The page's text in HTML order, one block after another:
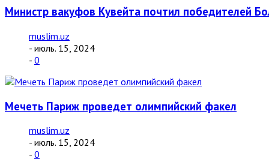
Министр вакуфов Кувейта почтил победителей
muslim.uz
- июль. 15, 2024
- 0
Мечеть Париж проведет олимпийский факел
muslim.uz
- июль. 15, 2024
- 0